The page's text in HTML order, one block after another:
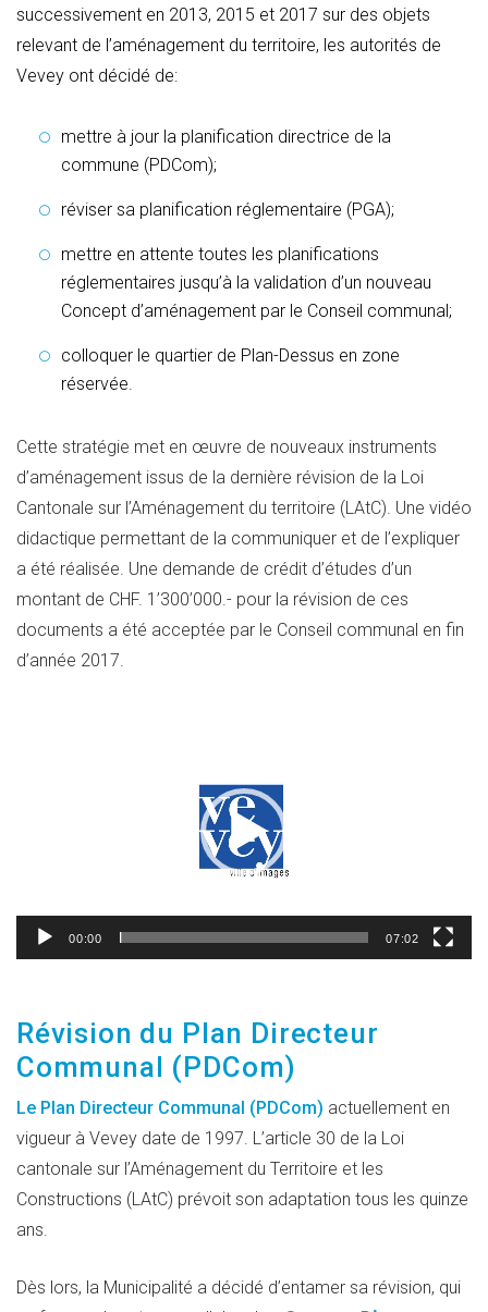
successivement en 2013, 2015 et 2017 sur des objets
relevant de l’aménagement du territoire, les autorités de
Vevey ont décidé de:
mettre à jour la planification directrice de la
commune (PDCom);
réviser sa planification réglementaire (PGA);
mettre en attente toutes les planifications
réglementaires jusqu’à la validation d’un nouveau
Concept d’aménagement par le Conseil communal;
colloquer le quartier de Plan-Dessus en zone
réservée.
Cette stratégie met en œuvre de nouveaux instruments
d’aménagement issus de la dernière révision de la Loi
Cantonale sur l’Aménagement du territoire (LAtC). Une vidéo
didactique permettant de la communiquer et de l’expliquer
a été réalisée. Une demande de crédit d’études d’un
montant de CHF. 1’300’000.- pour la révision de ces
documents a été acceptée par le Conseil communal en fin
d’année 2017.
00:00 07:02
Révision du Plan Directeur
Communal (PDCom)
Le Plan Directeur Communal (PDCom) actuellement en
vigueur à Vevey date de 1997. L’article 30 de la Loi
cantonale sur l’Aménagement du Territoire et les
Constructions (LAtC) prévoit son adaptation tous les quinze
ans.
Dès lors, la Municipalité a décidé d’entamer sa révision, qui